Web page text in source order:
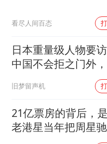
看尽人间百态
日本重量级人物要访
中国不会拒之门外
旧梦留声机
21亿票房的背后，
老港星当年把周星